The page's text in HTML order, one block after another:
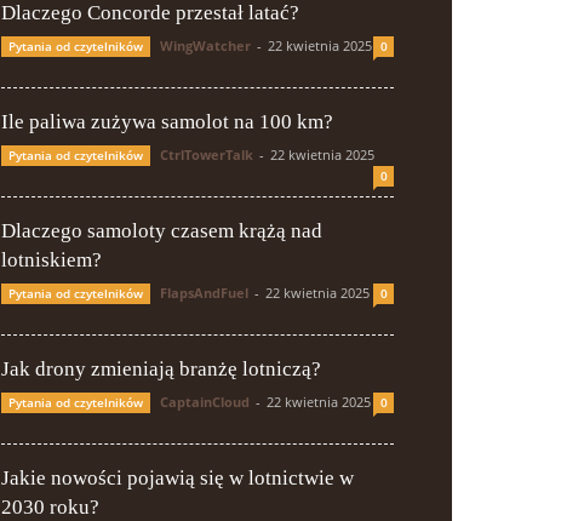
Dlaczego Concorde przestał latać?
Pytania od czytelników WingWatcher - 22 kwietnia 2025 0
Ile paliwa zużywa samolot na 100 km?
Pytania od czytelników CtrlTowerTalk - 22 kwietnia 2025
0
Dlaczego samoloty czasem krążą nad
lotniskiem?
Pytania od czytelników FlapsAndFuel - 22 kwietnia 2025 0
Jak drony zmieniają branżę lotniczą?
Pytania od czytelników CaptainCloud - 22 kwietnia 2025 0
Jakie nowości pojawią się w lotnictwie w
2030 roku?